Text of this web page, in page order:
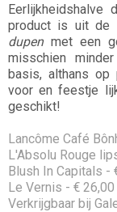
product is uit de
dupenmet een
misschien
basis, althans
voor en feestje
geschikt!
Lancôme Café
L'Absolu Rouge
Blush In Capitals -
Le Vernis - € 26,00
Verkrijgbaar bij